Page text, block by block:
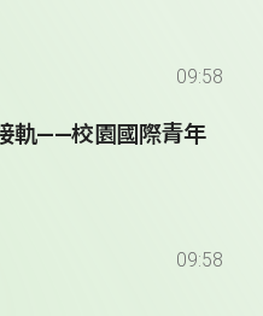
09:58
軌——校園國際青年
09:58